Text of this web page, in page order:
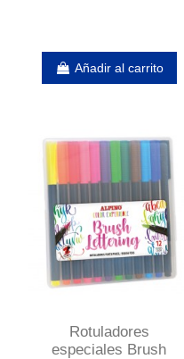
Añadir al carrito
Rotuladores
especiales Brush